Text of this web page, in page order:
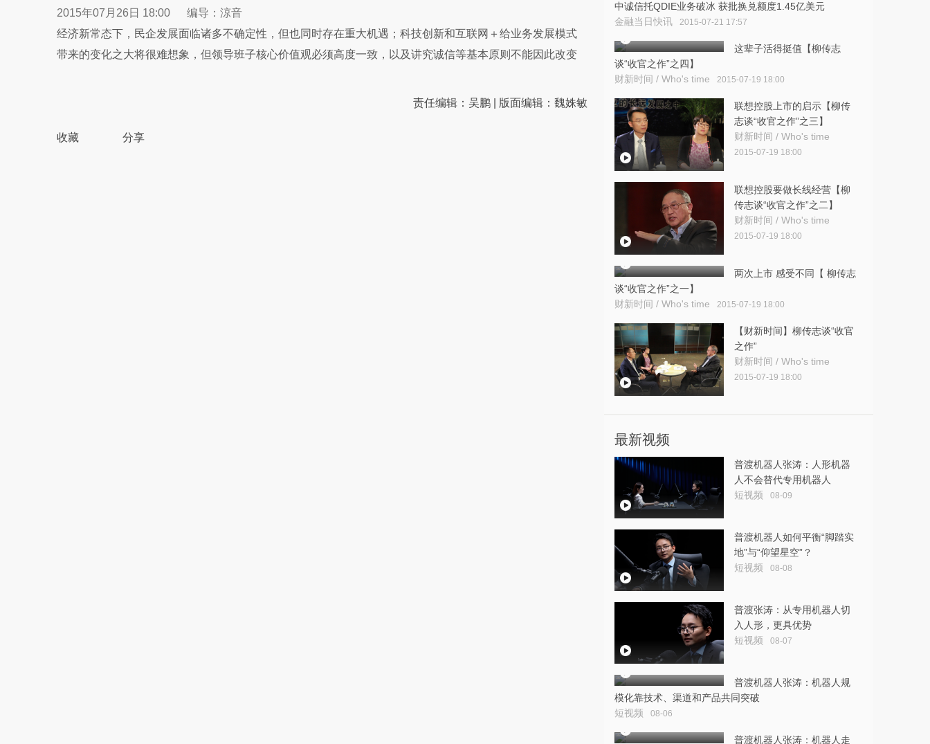
2015年07月26日 18:00
编导：涼音
经济新常态下，民企发展面临诸多不确定性，但也同时存在重大机遇；科技创新和互联网＋给业务发展模式
带来的变化之大将很难想象，但领导班子核心价值观必须高度一致，以及讲究诚信等基本原则不能因此改变
责任编辑：吴鹏 | 版面编辑：魏姝敏
收藏 分享
中诚信托QDIE业务破冰 获批换兑额度1.45亿美元
金融当日快讯
2015-07-21 17:57
这辈子活得挺值【柳传志
谈“收官之作”之四】
财新时间 / Who's time
2015-07-19 18:00
联想控股上市的启示【柳传
志谈“收官之作”之三】
财新时间 / Who's time
2015-07-19 18:00
联想控股要做长线经营【柳
传志谈“收官之作”之二】
财新时间 / Who's time
2015-07-19 18:00
两次上市 感受不同【 柳传志
谈“收官之作”之一】
财新时间 / Who's time
2015-07-19 18:00
【财新时间】柳传志谈“收官
之作”
财新时间 / Who's time
2015-07-19 18:00
最新视频
普渡机器人张涛：人形机器
人不会替代专用机器人
短视频
08-09
普渡机器人如何平衡“脚踏实
地”与“仰望星空”？
短视频
08-08
普渡张涛：从专用机器人切
入人形，更具优势
短视频
08-07
普渡机器人张涛：机器人规
模化靠技术、渠道和产品共同突破
短视频
08-06
普渡机器人张涛：机器人走